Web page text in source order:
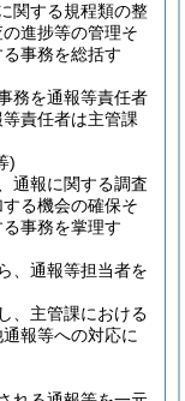
関する規程類の整
進捗等の管理そ
事務を総括す
務を通報等責任者
責任者は主管課
)
通報に関する調査
る機会の確保そ
事務を掌理す
、通報等担当者を
、主管課における
報等への対応に